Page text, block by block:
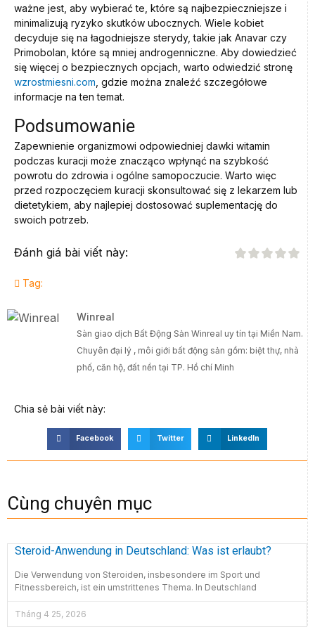
ważne jest, aby wybierać te, które są najbezpieczniejsze i
minimalizują ryzyko skutków ubocznych. Wiele kobiet
decyduje się na łagodniejsze sterydy, takie jak Anavar czy
Primobolan, które są mniej androgenniczne. Aby dowiedzieć
się więcej o bezpiecznych opcjach, warto odwiedzić stronę
wzrostmiesni.com , gdzie można znaleźć szczegółowe
informacje na ten temat.
Podsumowanie
Zapewnienie organizmowi odpowiedniej dawki witamin
podczas kuracji może znacząco wpłynąć na szybkość
powrotu do zdrowia i ogólne samopoczucie. Warto więc
przed rozpoczęciem kuracji skonsultować się z lekarzem lub
dietetykiem, aby najlepiej dostosować suplementację do
swoich potrzeb.
Đánh giá bài viết này:
Tag:
Winreal
Sàn giao dịch Bất Động Sản Winreal uy tín tại Miền Nam.
Chuyên đại lý , môi giới bất động sản gồm: biệt thự, nhà
phố, căn hộ, đất nền tại TP. Hồ chí Minh
Chia sẻ bài viết này:
Facebook Twitter LinkedIn
Cùng chuyên mục
Steroid-Anwendung in Deutschland: Was ist erlaubt?
Die Verwendung von Steroiden, insbesondere im Sport und
Fitnessbereich, ist ein umstrittenes Thema. In Deutschland
Tháng 4 25, 2026